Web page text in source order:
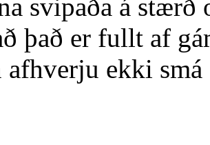
svipaða á
það er fullt af
afhverju ekki smá